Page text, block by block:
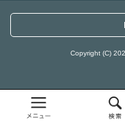
Copyright (C)